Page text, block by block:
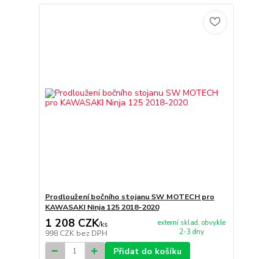
Prodloužení bočního stojanu SW MOTECH pro
KAWASAKI Ninja 125 2018-2020
1 208 CZK/ks
998 CZK bez DPH
externí sklad, obvykle
2-3 dny
Přidat do košíku